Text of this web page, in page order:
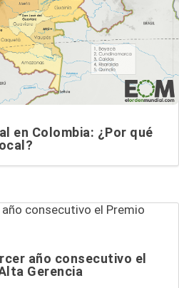
en Colombia: ¿Por qué
año consecutivo el
Gerencia